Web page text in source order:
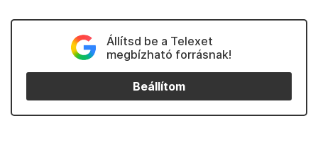
Állítsd be a Telexet
megbízható forrásnak!
Beállítom